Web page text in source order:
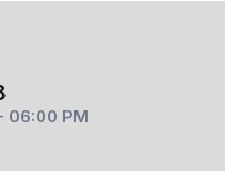
06:00 PM